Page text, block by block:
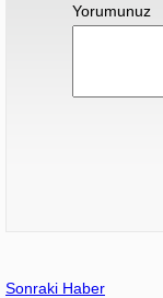
Yorumunuz
Sonraki Haber